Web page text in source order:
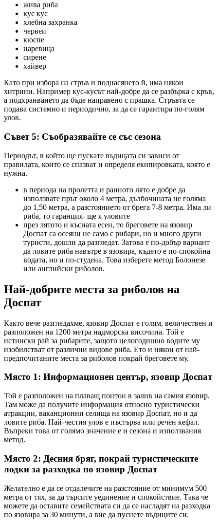
жива риба
кус кус
хлебна захранка
червеи
кюспе
царевица
сирене
хайвер
Като при избора на стръв и поднасянето й, има някои
хитрини. Например кус-кусът най-добре да се разбърка с кръв,
а подхранването да бъде направено с прашка. Стръвта се
подава системно и периодично, за да се гарантира по-голям
улов.
Съвет 5: Съобразявайте се със сезона
Периодът, в който ще пускате въдицата си зависи от
правилата, които се спазват и определя екипировката, която е
нужна.
в периода на пролетта и ранното лято е добре да
използвате прът около 4 метра, дълбочината не голяма
до 1,50 метра, а разстоянието от брега 7-8 метра. Има ли
риба, то гаранция- ще я уловите
през лятото и късната есен, то бреговете на язовир
Доспат са осеяни не само с рибари, но и много други
туристи, дошли да разгледат. Затова е по-добър вариант
да ловите риба навътре в язовира, където е по-спокойна
водата, но и по-студена. Това изберете метод Болонезе
или английски риболов.
Най-добрите места за риболов на
Доспат
Както вече разгледахме, язовир Доспат е голям, величествен и
разположен на 1200 метра надморска височина. Той е
истински рай за рибарите, защото целогодишно водите му
изобилстват от различни видове риба. Ето и някои от най-
предпочитаните места за риболов покрай бреговете му.
Място 1: Информационен център, язовир Доспат
Той е разположен на плаващ понтон в залив на самия язовир.
Там може да получите информация относно туристически
атракции, ваканционни селища на язовир Доспат, но и да
ловите риба. Най-честия улов е пъстърва или речен кефал.
Въпреки това от голямо значение е и сезона и използвания
метод.
Място 2: Десния бряг, покрай туристическите
лодки за разходка по язовир Доспат
Желателно е да се отдалечите на разстояние от минимум 500
метра от тях, за да търсите уединение и спокойствие. Така че
можете да оставите семействата си да се насладят на разходка
по язовира за 30 минути, а вие да пуснете въдиците си.